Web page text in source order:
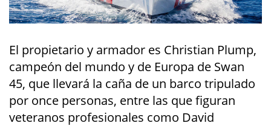
El propietario y armador es Christian Plump,
campeón del mundo y de Europa de Swan
45, que llevará la caña de un barco tripulado
por once personas, entre las que figuran
veteranos profesionales como David